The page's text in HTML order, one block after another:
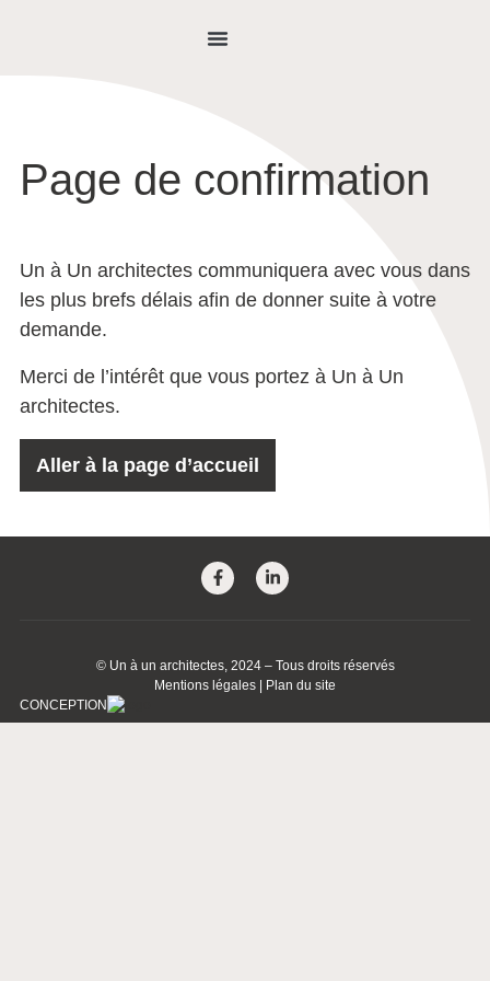
Page de confirmation
Un à Un architectes communiquera avec vous dans
les plus brefs délais afin de donner suite à votre
demande.
Merci de l’intérêt que vous portez à Un à Un
architectes.
Aller à la page d’accueil
© Un à un architectes, 2024 – Tous droits réservés
Mentions légales | Plan du site
CONCEPTION